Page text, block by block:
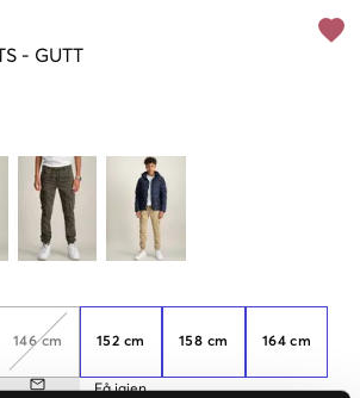
- GUTT
146 cm 152 cm
Få igjen
158 cm 164 cm